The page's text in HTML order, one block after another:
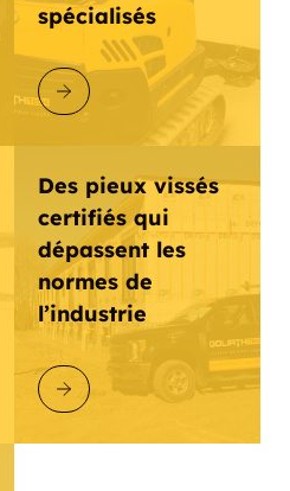
spécialisés
DÉCOUVRIR GOLIATHTECH
Des pieux vissés
certifiés qui
dépassent les
normes de
l’industrie
DÉCOUVRIR GOLIATHTECH